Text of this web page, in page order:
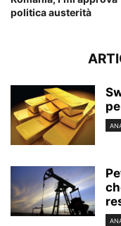
politica austerità